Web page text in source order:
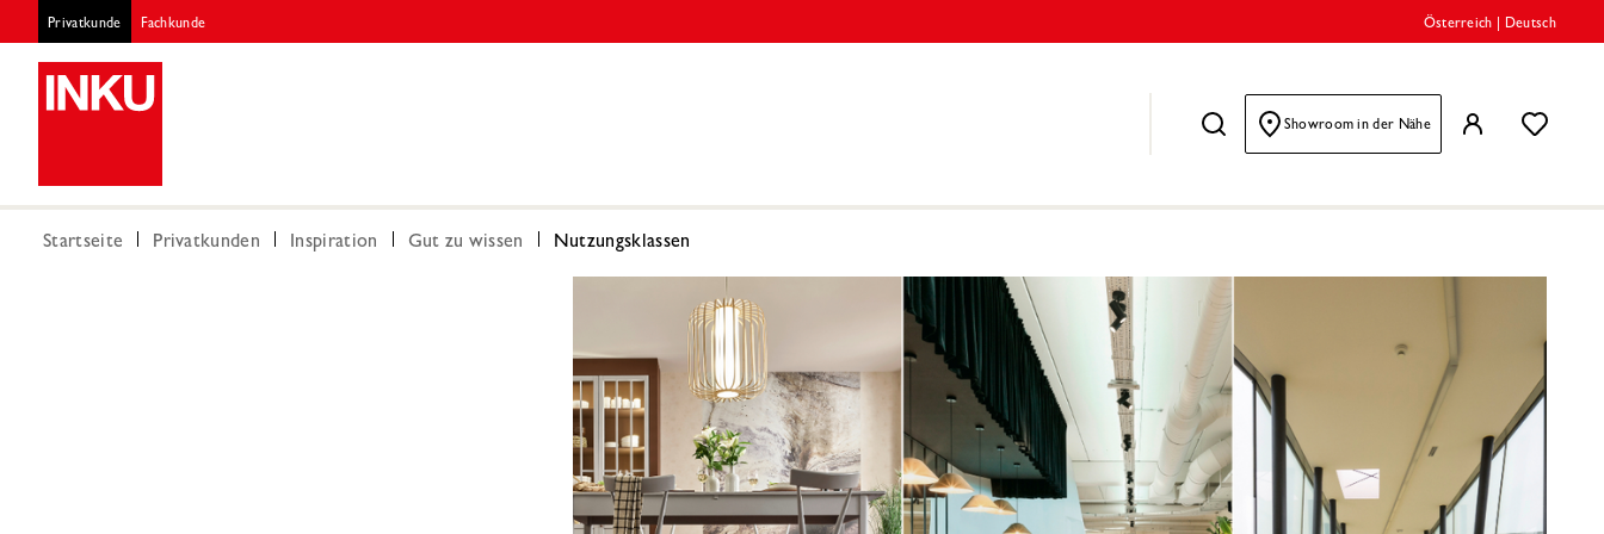
Privatkunde Fachkunde Österreich Deutsch
Showroom in der Nähe
Startseite Privatkunden Inspiration Gut zu wissen Nutzungsklassen